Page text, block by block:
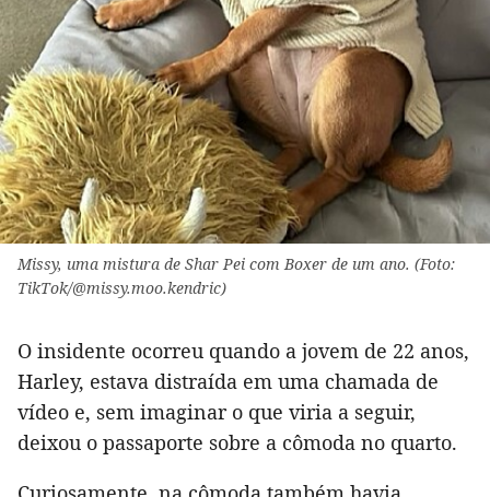
Missy, uma mistura de Shar Pei com Boxer de um ano. (Foto:
TikTok/@missy.moo.kendric)
O insidente ocorreu quando a jovem de 22 anos,
Harley, estava distraída em uma chamada de
vídeo e, sem imaginar o que viria a seguir,
deixou o passaporte sobre a cômoda no quarto.